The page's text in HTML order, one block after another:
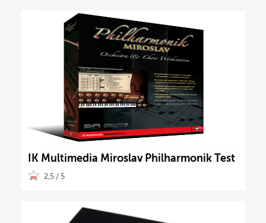
IK Multimedia Miroslav Philharmonik Test
2,5 / 5